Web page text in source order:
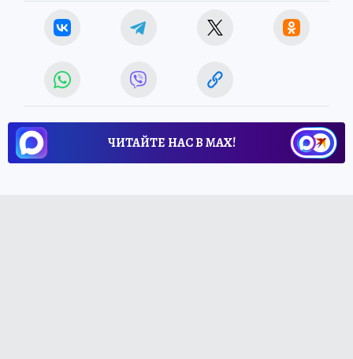
ЧИТАЙТЕ НАС В МАХ!